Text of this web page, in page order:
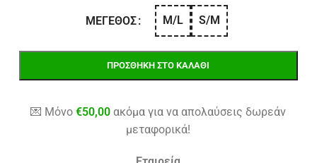
ΜΈΓΕΘΟΣ M/L S/M
ΠΡΟΣΘΉΚΗ ΣΤΟ ΚΑΛΆΘΙ
💌 Μόνο€50,00 ακόμα για να απολαύσεις δωρεάν
μεταφορικά!